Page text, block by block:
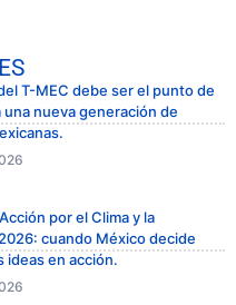
T-MEC debe ser el punto de
una nueva generación de
por el Clima y la
cuando México decide
ideas en acción.